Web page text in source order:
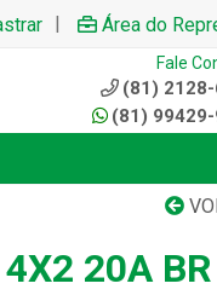
| Área do
Fale
(81)
(81)
20A BR